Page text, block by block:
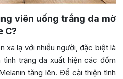
viên uống trắng da mờ
C?
xa lạ với nhiều người, đặc biệt là
trạng da xuất hiện các đốm
tăng lên. Để cải thiện tình